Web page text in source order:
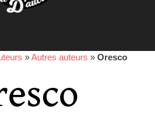
»Autres auteurs » Oresco